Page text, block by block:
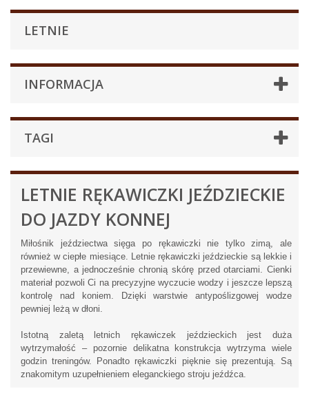
LETNIE
INFORMACJA
TAGI
LETNIE RĘKAWICZKI JEŹDZIECKIE
DO JAZDY KONNEJ
Miłośnik jeździectwa sięga po rękawiczki nie tylko zimą, ale
również w ciepłe miesiące. Letnie rękawiczki jeździeckie są lekkie i
przewiewne, a jednocześnie chronią skórę przed otarciami. Cienki
materiał pozwoli Ci na precyzyjne wyczucie wodzy i jeszcze lepszą
kontrolę nad koniem. Dzięki warstwie antypoślizgowej wodze
pewniej leżą w dłoni.
Istotną zaletą letnich rękawiczek jeździeckich jest duża
wytrzymałość – pozornie delikatna konstrukcja wytrzyma wiele
godzin treningów. Ponadto rękawiczki pięknie się prezentują. Są
znakomitym uzupełnieniem eleganckiego stroju jeźdźca.